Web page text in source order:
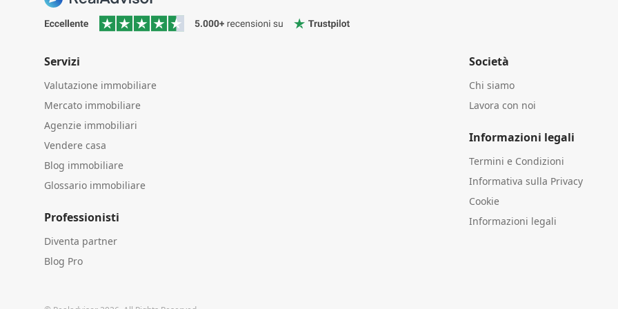
Servizi
Valutazione immobiliare
Mercato immobiliare
Agenzie immobiliari
Vendere casa
Blog immobiliare
Glossario immobiliare
Professionisti
Diventa partner
Blog Pro
Società
Chi siamo
Lavora con noi
Informazioni legali
Termini e Condizioni
Informativa sulla Privacy
Cookie
Informazioni legali